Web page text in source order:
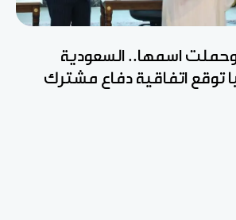
اسمها.. السعودية
توقع اتفاقية دفاع مشترك